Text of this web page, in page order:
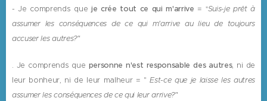
- Je comprends que je crée tout ce qui m'arrive = "Suis-je prêt à
assumer les conséquences de ce qui m'arrive au lieu de toujours
accuser les autres?"
. Je comprends que personne n'est responsable des autres, ni de
leur bonheur, ni de leur malheur = "Est-ce que je laisse les autres
assumer les conséquences de ce qui leur arrive?"